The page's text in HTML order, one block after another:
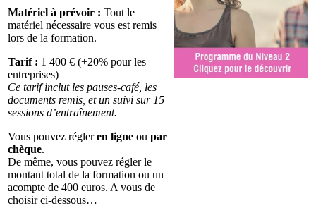
Matériel à prévoir : Tout le
matériel nécessaire vous est remis
lors de la formation.
Tarif : 1 400 € (+20% pour les
entreprises)
Ce tarif inclut les pauses-café, les
documents remis, et un suivi sur 15
sessions d’entraînement.
Vous pouvez régleren ligne ou par
chèque.
De même, vous pouvez régler le
montant total de la formation ou un
acompte de 400 euros. A vous de
choisir ci-dessous…